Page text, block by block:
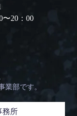
〜20：00
業部です。
務所